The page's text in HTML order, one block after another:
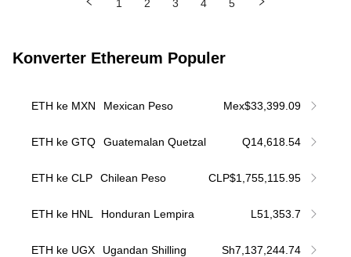
1 2 3 4 5
Konverter Ethereum Populer
ETH ke MXN Mexican Peso Mex$33,399.09
ETH ke GTQ Guatemalan Quetzal Q14,618.54
ETH ke CLP Chilean Peso CLP$1,755,115.95
ETH ke HNL Honduran Lempira L51,353.7
ETH ke UGX Ugandan Shilling Sh7,137,244.74